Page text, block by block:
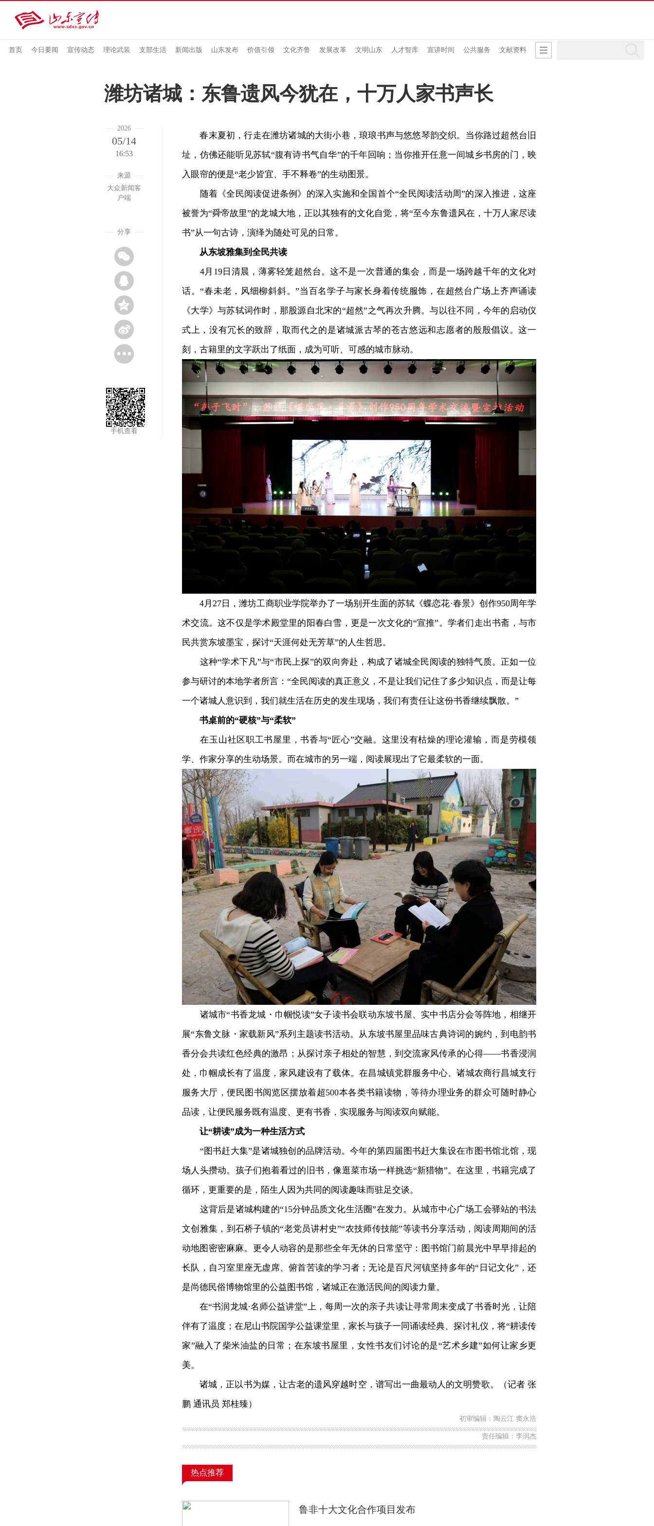
首页 今日要闻 宣传动态 理论武装 支部生活 新闻出版 山东发布 价值引领 文化齐鲁 发展改革 文明山东 人才智库 宣讲时间 公共服务 文献资料
潍坊诸城：东鲁遗风今犹在，十万人家书声长
2026
05/14
16:53
来源
大众新闻客
户端
分享
手机查看
春末夏初，行走在潍坊诸城的大街小巷，琅琅书声与悠悠琴韵交织。当你路过超然台旧
址，仿佛还能听见苏轼“腹有诗书气自华”的千年回响；当你推开任意一间城乡书房的门，映
入眼帘的便是“老少皆宜、手不释卷”的生动图景。
随着《全民阅读促进条例》的深入实施和全国首个“全民阅读活动周”的深入推进，这座
被誉为“舜帝故里”的龙城大地，正以其独有的文化自觉，将“至今东鲁遗风在，十万人家尽读
书”从一句古诗，演绎为随处可见的日常。
从东坡雅集到全民共读
4月19日清晨，薄雾轻笼超然台。这不是一次普通的集会，而是一场跨越千年的文化对
话。“春未老，风细柳斜斜。”当百名学子与家长身着传统服饰，在超然台广场上齐声诵读
《大学》与苏轼词作时，那股源自北宋的“超然”之气再次升腾。与以往不同，今年的启动仪
式上，没有冗长的致辞，取而代之的是诸城派古琴的苍古悠远和志愿者的殷殷倡议。这一
刻，古籍里的文字跃出了纸面，成为可听、可感的城市脉动。
4月27日，潍坊工商职业学院举办了一场别开生面的苏轼《蝶恋花·春景》创作950周年学
术交流。这不仅是学术殿堂里的阳春白雪，更是一次文化的“宣推”。学者们走出书斋，与市
民共赏东坡墨宝，探讨“天涯何处无芳草”的人生哲思。
这种“学术下凡”与“市民上探”的双向奔赴，构成了诸城全民阅读的独特气质。正如一位
参与研讨的本地学者所言：“全民阅读的真正意义，不是让我们记住了多少知识点，而是让每
一个诸城人意识到，我们就生活在历史的发生现场，我们有责任让这份书香继续飘散。”
书桌前的“硬核”与“柔软”
在玉山社区职工书屋里，书香与“匠心”交融。这里没有枯燥的理论灌输，而是劳模领
学、作家分享的生动场景。而在城市的另一端，阅读展现出了它最柔软的一面。
诸城市“书香龙城・巾帼悦读”女子读书会联动东坡书屋、实中书店分会等阵地，相继开
展“东鲁文脉・家载新风”系列主题读书活动。从东坡书屋里品味古典诗词的婉约，到电韵书
香分会共读红色经典的激昂；从探讨亲子相处的智慧，到交流家风传承的心得——书香浸润
处，巾帼成长有了温度，家风建设有了载体。在昌城镇党群服务中心、诸城农商行昌城支行
服务大厅，便民图书阅览区摆放着超500本各类书籍读物，等待办理业务的群众可随时静心
品读，让便民服务既有温度、更有书香，实现服务与阅读双向赋能。
让“耕读”成为一种生活方式
“图书赶大集”是诸城独创的品牌活动。今年的第四届图书赶大集设在市图书馆北馆，现
场人头攒动。孩子们抱着看过的旧书，像逛菜市场一样挑选“新猎物”。在这里，书籍完成了
循环，更重要的是，陌生人因为共同的阅读趣味而驻足交谈。
这背后是诸城构建的“15分钟品质文化生活圈”在发力。从城市中心广场工会驿站的书法
文创雅集，到石桥子镇的“老党员讲村史”“农技师传技能”等读书分享活动，阅读周期间的活
动地图密密麻麻。更令人动容的是那些全年无休的日常坚守：图书馆门前晨光中早早排起的
长队，自习室里座无虚席、俯首苦读的学习者；无论是百尺河镇坚持多年的“日记文化”，还
是尚德民俗博物馆里的公益图书馆，诸城正在激活民间的阅读力量。
在“书润龙城·名师公益讲堂”上，每周一次的亲子共读让寻常周末变成了书香时光，让陪
伴有了温度；在尼山书院国学公益课堂里，家长与孩子一同诵读经典、探讨礼仪，将“耕读传
家”融入了柴米油盐的日常；在东坡书屋里，女性书友们讨论的是“艺术乡建”如何让家乡更
美。
诸城，正以书为媒，让古老的遗风穿越时空，谱写出一曲最动人的文明赞歌。（记者 张
鹏 通讯员 郑桂臻）
初审编辑：陶云江 窦永浩
责任编辑：李润杰
热点推荐
鲁非十大文化合作项目发布